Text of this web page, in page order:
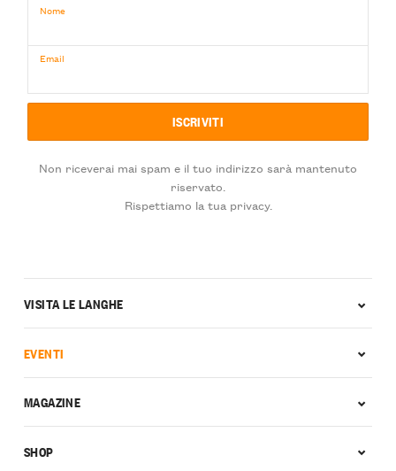
Nome
Email
Non riceverai mai spam e il tuo indirizzo sarà mantenuto
riservato.
Rispettiamo la tua privacy.
VISITA LE LANGHE
EVENTI
MAGAZINE
SHOP